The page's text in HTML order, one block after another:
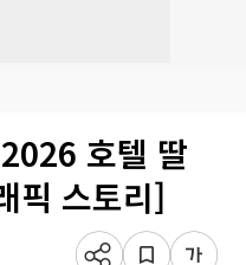
호텔 딸
픽 스토리]